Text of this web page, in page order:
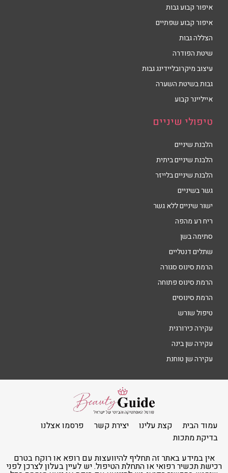
איפור קבוע גבות
איפור קבוע שפתיים
הצללה גבות
שיטת הפודרה
עיצוב מיקרובליידינג גבות
גבות בשיטת השערה
אייליינר קבוע
טיפולי שיניים
הלבנת שיניים
הלבנת שיניים ביתית
הלבנת שיניים בלייזר
גשר בשיניים
ישור שיניים ללא גשר
ריח רע מהפה
סתימה בשן
שתלים דנטליים
הרמת סינוס סגורה
הרמת סינוס פתוחה
הרמת סינוסים
טיפול שורש
עקירה כירורגית
עקירה שן בינה
עקירה שן טוחנת
עמוד הבית קצת עלינו יצירת קשר
פרסמו אצלנו
בדיקת מתכות
אין במידע באתר זה תחליף להיוועצות עם רופא או רוקח בטרם
רכישת תכשיר רפואי או התחלת הטיפול. יש לעיין בעלון לצרכן לפני